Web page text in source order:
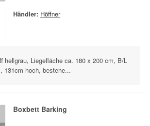
Händler: Höffner
hellgrau, Liegefläche ca. 180 x 200 cm, B/L
131cm hoch, bestehe...
Boxbett Barking